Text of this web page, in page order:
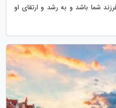
شما باشد و به رشد و ارتقای او